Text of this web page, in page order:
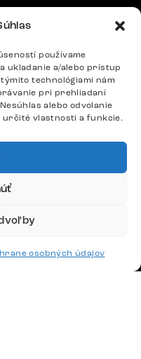
používame
ukladanie a/alebo prístup
technológiami nám
pri prehliadaní
alebo odvolanie
určité vlastnosti a funkcie.
osobných údajov
sa.